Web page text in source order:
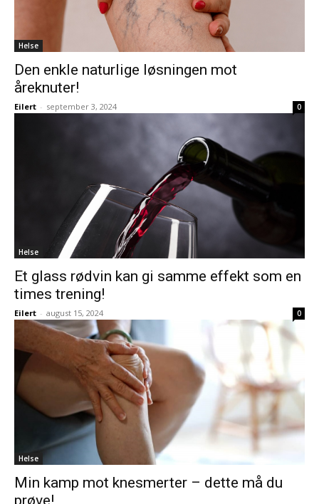
Helse
Den enkle naturlige løsningen mot
åreknuter!
Eilert - september 3, 2024 0
Helse
Et glass rødvin kan gi samme effekt som en
times trening!
Eilert - august 15, 2024 0
Helse
Min kamp mot knesmerter – dette må du
prøve!